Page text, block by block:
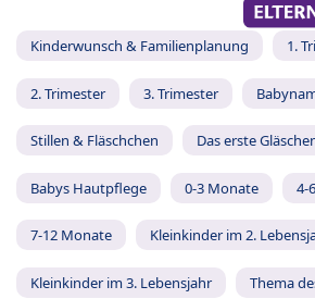
Kinderwunsch & Familienplanung 1.
2. Trimester 3. Trimester
Stillen & Fläschchen Das erste
Babys Hautpflege 0-3 Monate 4-
7-12 Monate Kleinkinder im 2.
Kleinkinder im 3. Lebensjahr Thema